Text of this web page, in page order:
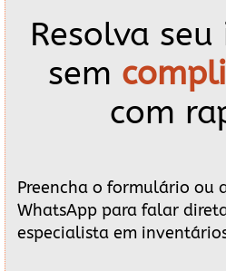
Resolva
sem
com
Preencha o formulário ou
WhatsApp para falar
especialista em